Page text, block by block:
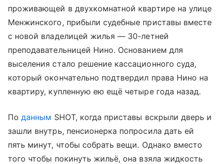
проживающей в двухкомнатной квартире на улице
Менжинского, прибыли судебные приставы вместе
с новой владелицей жилья — 30-летней
преподавательницей Нино. Основанием для
выселения стало решение кассационного суда,
который окончательно подтвердил права Нино на
квартиру, купленную ею ещё четыре года назад.
Поданным SHOT, когда приставы вскрыли дверь и
зашли внутрь, пенсионерка попросила дать ей
пять минут, чтобы собрать вещи. Однако вместо
того чтобы покинуть жильё, она взяла жидкость